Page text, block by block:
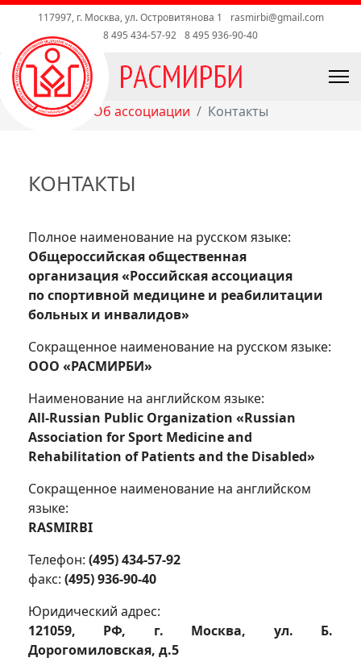
117997, г. Москва, ул. Островитянова 1
rasmirbi@gmail.com
8 495 434-57-92 8 495 936-90-40
Главная Об ассоциации Контакты
КОНТАКТЫ
Полное наименование на русском языке:
Общероссийская общественная
организация «Российская ассоциация
по спортивной медицине и реабилитации
больных и инвалидов»
Сокращенное наименование на русском языке:
ООО «РАСМИРБИ»
Наименование на английском языке:
All-Russian Public Organization «Russian
Association for Sport Medicine and
Rehabilitation of Patients and the Disabled»
Сокращенное наименование на английском
языке:
RASMIRBI
Телефон: (495) 434-57-92
факс: (495) 936-90-40
Юридический адрес:
121059, РФ, г. Москва, ул. Б.
Дорогомиловская, д.5